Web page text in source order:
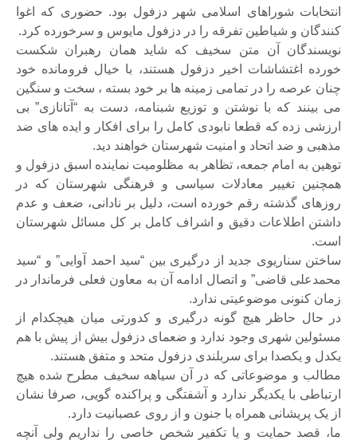
انتخابات شوراهای اسلامی شهر دزفول بود. حضوری که اغوا
کنندگان و شیاطین تفرقه را در دزفول مایوس و سرخورده کرد.
نویسندگان آن متن سخیف که شاید همان رهبران شکست
خورده اغتشاشات اخیر دزفول هستند، با خیال فرومانده خود
چنان عرصه را در تمامی زمینه ها بر خود بسته ، سخت و سنگین
می بینند که با نوشتن و توزیع شبنامه، دست به “آتانازی” بی
ارزشی زده که قطعا نابودی کامل را برای افکار و ایده های ضد
مذهبی و ضد اتحاد و امنیت شهرستان خواهند دید.
توهین به امام جمعه، تظاهر به مظلومیت نماینده اسبق دزفول و
همچنین تغییر معادلات سیاسی و فرهنگی شهرستان که در
روزهای گذشته رقم خورده است، دلیل بر نادانی، ضعف و عدم
داشتن اطلاعات دقیق و اشراف کامل بر کل مسائل شهرستان
است.
ساختن سناریوی جدید از درگیری بین “سید احمد آوایی” و “سید
محمدعلی قاضی” و اتصال ادامه آن به معاون فعلی فرماندار در
زمان کنونی موضوعیتی ندارد.
در حال حاظر هیچ گونه درگیری و کدورتی میان هیچکدام از
مسئولین شهری وجود ندارد و ضعمای دزفول بیش از پیش با هم
یکدل و یکصدا برای سربلندی دزفول متحد و متفق هستند.
مطالب و موضوعاتی که در آن سیاهه سخیف مطرح شده هیچ
ارتباطی با یکدیگر ندارد و آشفتگی و پراکنده گویی، صرفا نشان
از یک پریشانی همراه با جنون و از روی عصبانیت دارد.
ما، قصد حمایت و یا تکفیر شخص خاصی را نداریم ولی آنچه